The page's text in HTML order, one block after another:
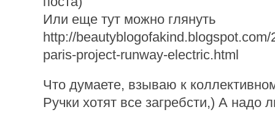
Или еще тут можно глянуть
http://
paris-project-runway-electric.html
Что думаете, взываю к
Ручки хотят все загребсти,) А надо